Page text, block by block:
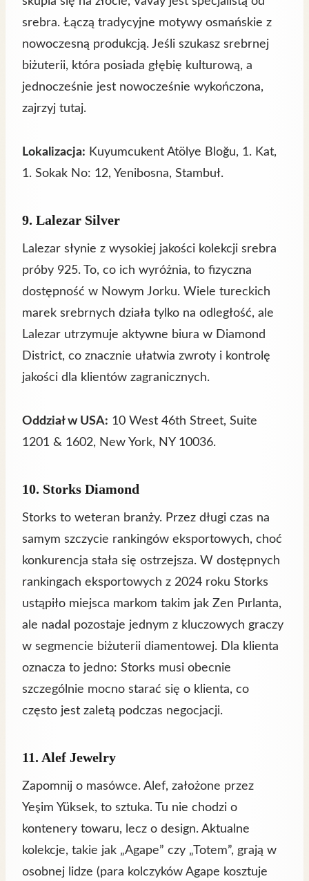
srebra. Łączą tradycyjne motywy osmańskie z
nowoczesną produkcją. Jeśli szukasz srebrnej
biżuterii, która posiada głębię kulturową, a
jednocześnie jest nowocześnie wykończona,
zajrzyj tutaj.
Lokalizacja: Kuyumcukent Atölye Bloğu, 1. Kat,
1. Sokak No: 12, Yenibosna, Stambuł.
9. Lalezar Silver
Lalezar słynie z wysokiej jakości kolekcji srebra
próby 925. To, co ich wyróżnia, to fizyczna
dostępność w Nowym Jorku. Wiele tureckich
marek srebrnych działa tylko na odległość, ale
Lalezar utrzymuje aktywne biura w Diamond
District, co znacznie ułatwia zwroty i kontrolę
jakości dla klientów zagranicznych.
Oddział w USA: 10 West 46th Street, Suite
1201 & 1602, New York, NY 10036.
10. Storks Diamond
Storks to weteran branży. Przez długi czas na
samym szczycie rankingów eksportowych, choć
konkurencja stała się ostrzejsza. W dostępnych
rankingach eksportowych z 2024 roku Storks
ustąpiło miejsca markom takim jak Zen Pırlanta,
ale nadal pozostaje jednym z kluczowych graczy
w segmencie biżuterii diamentowej. Dla klienta
oznacza to jedno: Storks musi obecnie
szczególnie mocno starać się o klienta, co
często jest zaletą podczas negocjacji.
11. Alef Jewelry
Zapomnij o masówce. Alef, założone przez
Yeşim Yüksek, to sztuka. Tu nie chodzi o
kontenery towaru, lecz o design. Aktualne
kolekcje, takie jak „Agape” czy „Totem”, grają w
osobnej lidze (para kolczyków Agape kosztuje